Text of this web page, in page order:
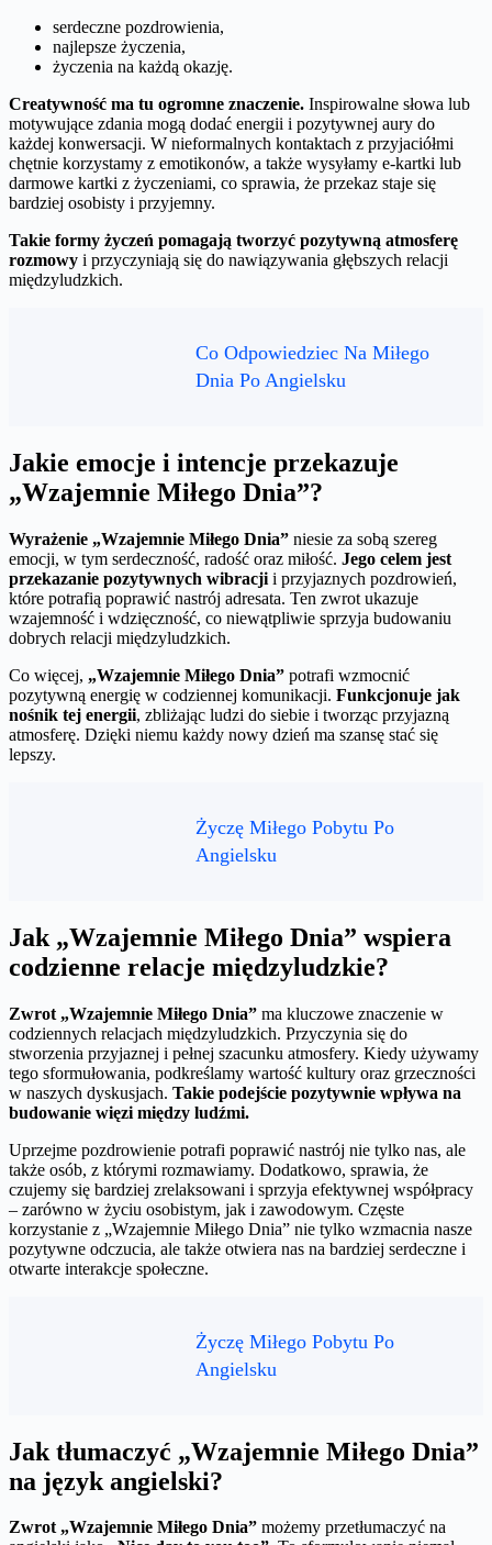
serdeczne pozdrowienia,
najlepsze życzenia,
życzenia na każdą okazję.
Creatywność ma tu ogromne znaczenie. Inspirowalne słowa lub
motywujące zdania mogą dodać energii i pozytywnej aury do
każdej konwersacji. W nieformalnych kontaktach z przyjaciółmi
chętnie korzystamy z emotikonów, a także wysyłamy e-kartki lub
darmowe kartki z życzeniami, co sprawia, że przekaz staje się
bardziej osobisty i przyjemny.
Takie formy życzeń pomagają tworzyć pozytywną atmosferę
rozmowy i przyczyniają się do nawiązywania głębszych relacji
międzyludzkich.
Co Odpowiedziec Na Miłego
Dnia Po Angielsku
Jakie emocje i intencje przekazuje
„Wzajemnie Miłego Dnia”?
Wyrażenie „Wzajemnie Miłego Dnia” niesie za sobą szereg
emocji, w tym serdeczność, radość oraz miłość. Jego celem jest
przekazanie pozytywnych wibracji i przyjaznych pozdrowień,
które potrafią poprawić nastrój adresata. Ten zwrot ukazuje
wzajemność i wdzięczność, co niewątpliwie sprzyja budowaniu
dobrych relacji międzyludzkich.
Co więcej, „Wzajemnie Miłego Dnia” potrafi wzmocnić
pozytywną energię w codziennej komunikacji. Funkcjonuje jak
nośnik tej energii, zbliżając ludzi do siebie i tworząc przyjazną
atmosferę. Dzięki niemu każdy nowy dzień ma szansę stać się
lepszy.
Życzę Miłego Pobytu Po
Angielsku
Jak „Wzajemnie Miłego Dnia” wspiera
codzienne relacje międzyludzkie?
Zwrot „Wzajemnie Miłego Dnia” ma kluczowe znaczenie w
codziennych relacjach międzyludzkich. Przyczynia się do
stworzenia przyjaznej i pełnej szacunku atmosfery. Kiedy używamy
tego sformułowania, podkreślamy wartość kultury oraz grzeczności
w naszych dyskusjach. Takie podejście pozytywnie wpływa na
budowanie więzi między ludźmi.
Uprzejme pozdrowienie potrafi poprawić nastrój nie tylko nas, ale
także osób, z którymi rozmawiamy. Dodatkowo, sprawia, że
czujemy się bardziej zrelaksowani i sprzyja efektywnej współpracy
– zarówno w życiu osobistym, jak i zawodowym. Częste
korzystanie z „Wzajemnie Miłego Dnia” nie tylko wzmacnia nasze
pozytywne odczucia, ale także otwiera nas na bardziej serdeczne i
otwarte interakcje społeczne.
Życzę Miłego Pobytu Po
Angielsku
Jak tłumaczyć „Wzajemnie Miłego Dnia”
na język angielski?
Zwrot „Wzajemnie Miłego Dnia” możemy przetłumaczyć na